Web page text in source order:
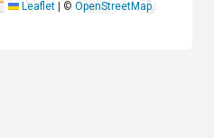
Leaflet | © OpenStreetMap